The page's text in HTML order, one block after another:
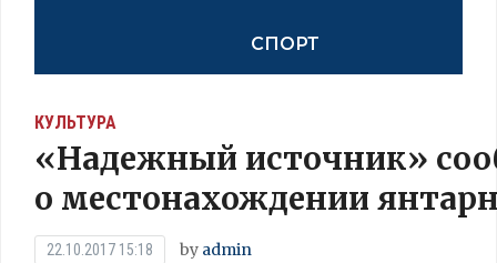
СПОРТ
КУЛЬТУРА
«Надежный источник»
о местонахождении
22.10.2017 15:18 by admin